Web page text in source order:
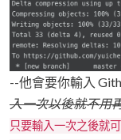
--他會要你輸入
入一次以後就不用
只要輸入一次之後就